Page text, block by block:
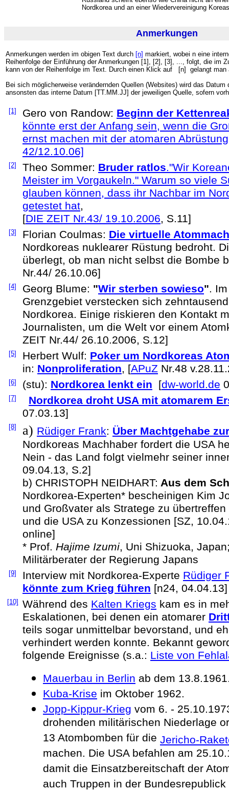
Nordkorea und an einer Wiedervereinigung
Anmerkungen
Anmerkungen werden im obigen Text durch [n] markiert, wobei n eine
Reihenfolge der Einführung der Anmerkungen [1], [2], [3], ..., folgt, die im
kann von der Reihenfolge im Text. Durch einen Klick auf
[n] gelangt man
Bei sich möglicherweise verändernden Quellen (Websites) wird das
ansonsten das interne Datum [TT.MM.JJ] der jeweiligen Quelle, sofern
[1] Gero von Randow: Beginn der
könnte erst der Anfang sein, wenn die
ernst machen mit der atomaren Abrüstung
42/12.10.06]
[2] Theo Sommer: Bruder ratlos."Wir
Meister im Vorgaukeln." Warum so viele
glauben können, dass ihr Nachbar im
getestet hat,
[DIE ZEIT Nr.43/ 19.10.2006, S.11]
[3] Florian Coulmas: Die virtuelle
Nordkoreas nuklearer Rüstung bedroht.
überlegt, ob man nicht selbst die Bombe
Nr.44/ 26.10.06]
[4] Georg Blume: "Wir sterben sowieso".
Grenzgebiet verstecken sich
Nordkorea. Einige riskieren den Kontakt
Journalisten, um die Welt vor einem
ZEIT Nr.44/ 26.10.2006, S.12]
[5] Herbert Wulf: Poker um Nordkoreas
in: Nonproliferation, [APuZ Nr.48
[6] (stu): Nordkorea lenkt ein [dw-world.de
[7]
Nordkorea droht USA mit atomarem
07.03.13]
[8] a) Rüdiger Frank: Über Machtgehabe
Nordkoreas Machhaber fordert die USA
Nein - das Land folgt vielmehr seiner
09.04.13, S.2]
b) CHRISTOPH NEIDHART: Aus dem
Nordkorea-Experten* bescheinigen Kim
und Großvater als Stratege zu
und die USA zu Konzessionen [SZ,
online]
* Prof. Hajime Izumi, Uni Shizuoka,
Militärberater der Regierung Japans
[9] Interview mit Nordkorea-Experte Rüdiger
könnte zum Krieg führen [n24, 04.04.13]
[10] Während des Kalten Kriegs kam es in
Eskalationen, bei denen ein atomarer
teils sogar unmittelbar bevorstand, und
verhindert werden konnte. Bekannt
folgende Ereignisse (s.a.: Liste von
Mauerbau in Berlin ab dem
Kuba-Krise im Oktober 1962.
Jopp-Kippur-Krieg vom 6. -
drohenden militärischen Niederlage
13 Atombomben für die Jericho-
machen. Die USA befahlen am
damit die Einsatzbereitschaft der
auch Truppen in der